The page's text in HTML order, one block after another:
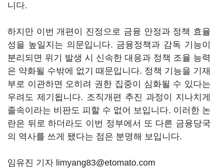
니다.
하지만 이번 개편이 진정으로 금융 안정과 정책 효율
성을 높일지는 의문입니다. 금융정책과 감독 기능이
분리되면 위기 발생 시 신속한 대응과 정책 조율 능력
은 약화될 수밖에 없기 때문입니다. 정책 기능을 기재
부로 이관하면 오히려 권한 집중이 심화될 수 있다는
우려도 제기됩니다. 조직개편 추진 과정이 지나치게
졸속이라는 비판도 피할 수 없어 보입니다. 이러한 논
란은 뒤로 하더라도 이번 정부에서 또 다른 금융당국
의 역사를 쓰게 됐다는 점은 분명해 보입니다.
임유진 기자 limyang83@etomato.com